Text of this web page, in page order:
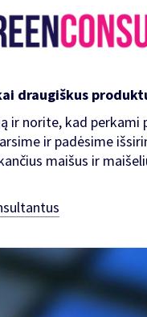
draugiškus
ir norite, kad perkami
ir padėsime
maišus ir